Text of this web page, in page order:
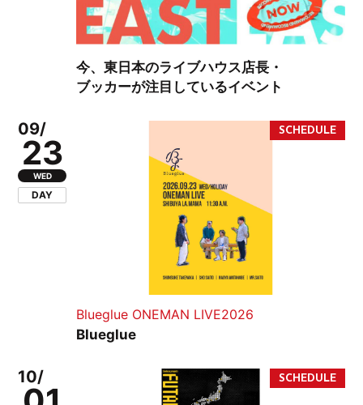
今、東日本のライブハウス店長・
ブッカーが注目しているイベント
09/
23
WED
DAY
Blueglue ONEMAN LIVE2026
Blueglue
10/